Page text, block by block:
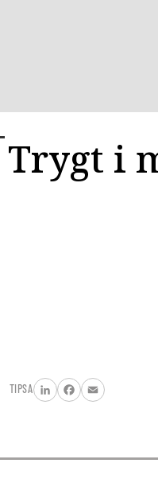
Trygt i
TIPSA
LinkedInFacebook
Email